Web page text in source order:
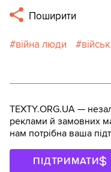
Поширити
війна люди
TEXTY.ORG.UA —
реклами й замовних
нам потрібна ваша
ПІДТРИМАТИ